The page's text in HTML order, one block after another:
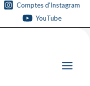
Comptes d'Instagram
YouTube